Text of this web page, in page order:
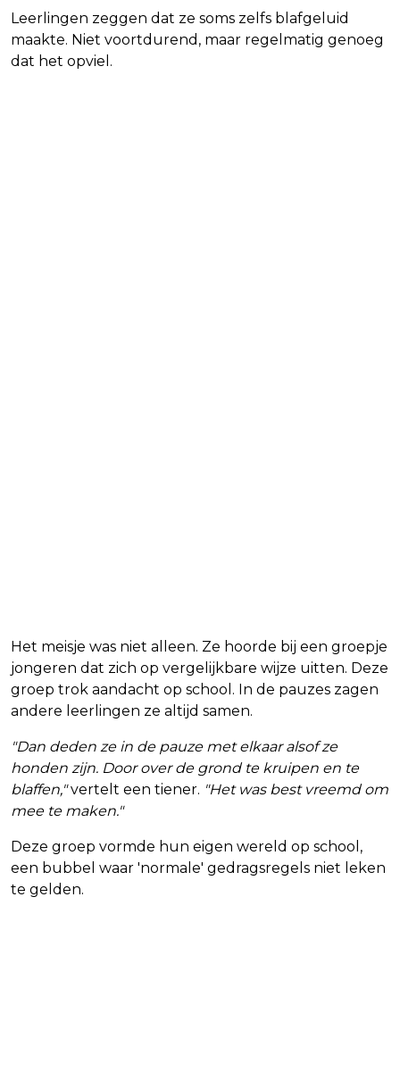
Leerlingen zeggen dat ze soms zelfs blafgeluid
maakte. Niet voortdurend, maar regelmatig genoeg
dat het opviel.
Het meisje was niet alleen. Ze hoorde bij een groepje
jongeren dat zich op vergelijkbare wijze uitten. Deze
groep trok aandacht op school. In de pauzes zagen
andere leerlingen ze altijd samen.
"Dan deden ze in de pauze met elkaar alsof ze
honden zijn. Door over de grond te kruipen en te
blaffen,"vertelt een tiener. "Het was best vreemd om
mee te maken."
Deze groep vormde hun eigen wereld op school,
een bubbel waar 'normale' gedragsregels niet leken
te gelden.